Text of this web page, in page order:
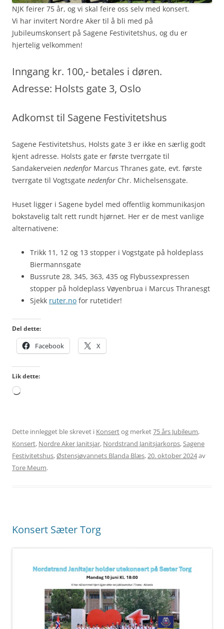
NJK feirer 75 år, og vi skal feire oss selv med konsert.
Vi har invitert Nordre Aker til å bli med på
Jubileumskonsert på Sagene Festivitetshus, og du er
hjertelig velkommen!
Inngang kr. 100,- betales i døren.
Adresse: Holsts gate 3, Oslo
Adkomst til Sagene Festivitetshus
Sagene Festivitetshus, Holsts gate 3 er ikke en særlig godt
kjent adresse. Holsts gate er første tverrgate til
Sandakerveien nedenfor Marcus Thranes gate, evt. første
tverrgate til Vogtsgate nedenfor Chr. Michelsensgate.
Huset ligger i Sagene bydel med offentlig kommunikasjon
bokstavelig talt rett rundt hjørnet. Her er de mest vanlige
alternativene:
Trikk 11, 12 og 13 stopper i Vogstgate på holdeplass
Biermannsgate
Bussrute 28, 345, 363, 435 og Flybussexpressen
stopper på holdeplass Vøyenbrua i Marcus Thranesgt
Sjekk ruter.no for rutetider!
Del dette:
Facebook X
Lik dette:
Laster
Dette innlegget ble skrevet i Konsertog merket75 års Jubileum,
Konsert, Nordre Aker Janitsjar, Nordstrand Janitsjarkorps, Sagene
Festivitetshus,Østensjøvannets Blanda Blæs, 20. oktober 2024av
Tore Meum.
Konsert Sæter Torg